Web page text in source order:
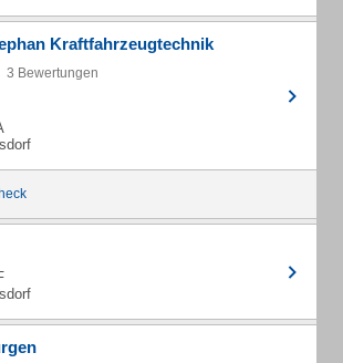
Kraftfahrzeugtechnik
3 Bewertungen